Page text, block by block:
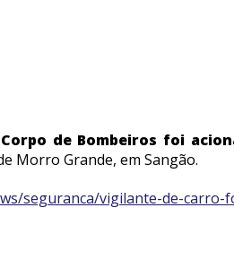
Corpo de Bombeiros foi
Morro Grande, em Sangão.
seguranca/vigilante-de-